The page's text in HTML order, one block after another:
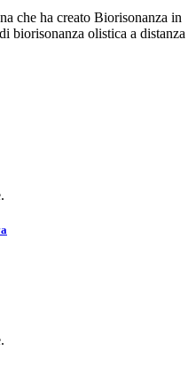
che ha creato Biorisonanza in
biorisonanza olistica a distanza